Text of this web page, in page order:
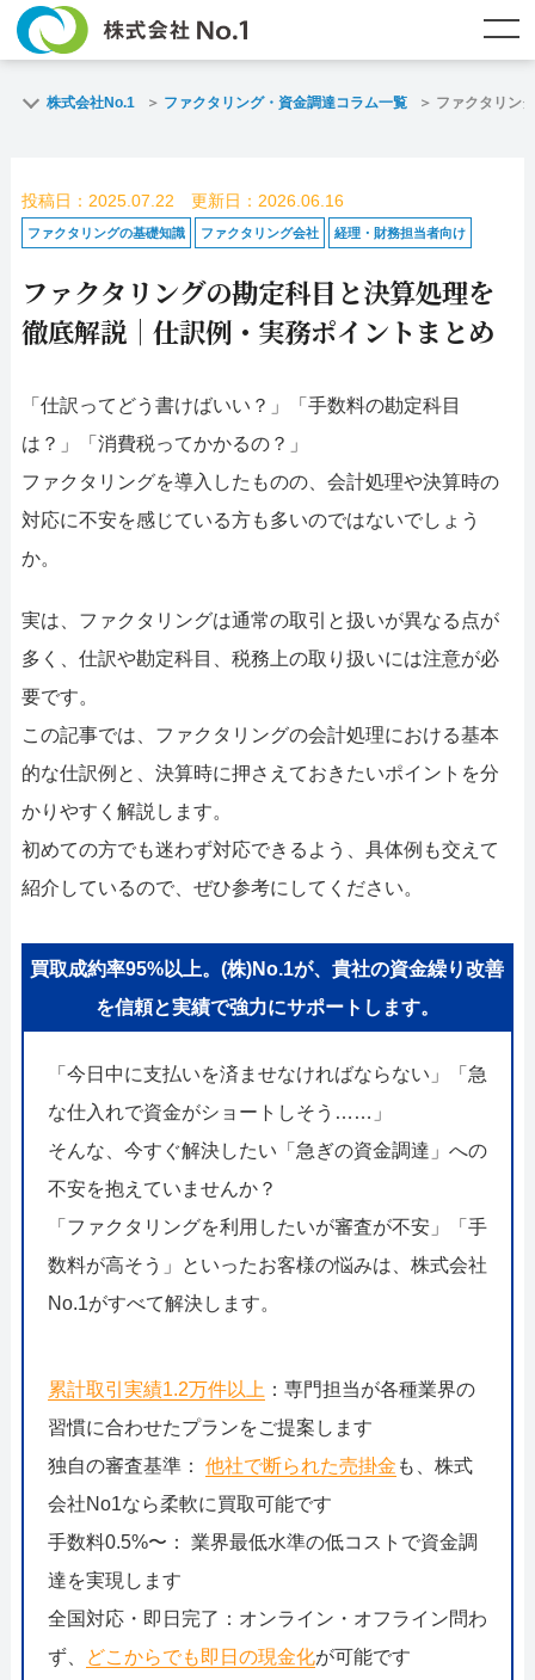
ファクタリングとは？
よくある質問 ファクタリング・資金調達コラム
企業情報 お問い合わせ
名古屋支店HP 福岡支店HP
お問合せ
査定依頼
052-414-4107 092-419-2433
ファクタリングで即日資金調達するための方法
ファクタリングで通りやすい会社はどういう会社？
株式会社No.1 ファクタリング・資金調達コラム一覧 ファクタリン
投稿日：2025.07.22 更新日：2026.06.16
ファクタリングの基礎知識 ファクタリング会社 経理・財務担当者向け
ファクタリングの勘定科目と決算処理を
徹底解説｜仕訳例・実務ポイントまとめ
「仕訳ってどう書けばいい？」「手数料の勘定科目
は？」「消費税ってかかるの？」
ファクタリングを導入したものの、会計処理や決算時の
対応に不安を感じている方も多いのではないでしょう
か。
実は、ファクタリングは通常の取引と扱いが異なる点が
多く、仕訳や勘定科目、税務上の取り扱いには注意が必
要です。
この記事では、ファクタリングの会計処理における基本
的な仕訳例と、決算時に押さえておきたいポイントを分
かりやすく解説します。
初めての方でも迷わず対応できるよう、具体例も交えて
紹介しているので、ぜひ参考にしてください。
買取成約率95%以上。(株)No.1が、貴社の資金繰り改善
を信頼と実績で強力にサポートします。
「今日中に支払いを済ませなければならない」「急
な仕入れで資金がショートしそう……」
そんな、今すぐ解決したい「急ぎの資金調達」への
不安を抱えていませんか？
「ファクタリングを利用したいが審査が不安」「手
数料が高そう」といったお客様の悩みは、株式会社
No.1がすべて解決します。
累計取引実績1.2万件以上 ：専門担当が各種業界の
習慣に合わせたプランをご提案します
独自の審査基準： 他社で断られた売掛金 も、株式
会社No1なら柔軟に買取可能です
手数料0.5%〜： 業界最低水準の低コストで資金調
達を実現します
全国対応・即日完了：オンライン・オフライン問わ
ず、
どこからでも即日の現金化が可能です